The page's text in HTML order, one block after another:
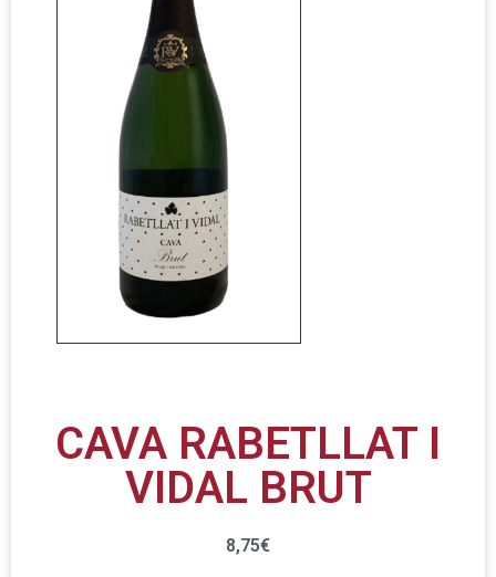
CAVA RABETLLAT I
VIDAL BRUT
8,75€